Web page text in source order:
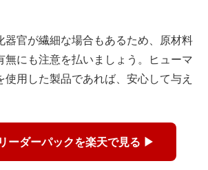
器官が繊細な場合もあるため、原材料
無にも注意を払いましょう。ヒューマ
使用した製品であれば、安心して与え
ーダーパックを楽天で見る ▶